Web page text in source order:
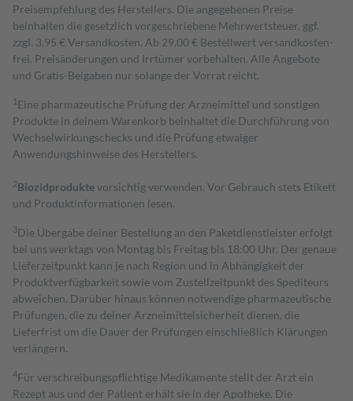
Preisempfehlung des Herstellers. Die angegebenen Preise
beinhalten die gesetzlich vorgeschriebene Mehrwertsteuer, ggf.
zzgl. 3,95 € Versandkosten. Ab 29,00 € Bestell­wert versand­kosten­
frei. Preisänderungen und Irrtümer vorbehalten. Alle Angebote
und Gratis-Beigaben nur solange der Vorrat reicht.
1 Eine pharmazeutische Prüfung der Arzneimittel und sonstigen
Produkte in deinem Warenkorb beinhaltet die Durchführung von
Wechselwirkungschecks und die Prüfung etwaiger
Anwendungshinweise des Herstellers.
2Biozidproduktevorsichtig verwenden. Vor Gebrauch stets Etikett
und Produktinformationen lesen.
3Die Übergabe deiner Bestellung an den Paketdienstleister erfolgt
bei uns werktags von Montag bis Freitag bis 18:00 Uhr. Der genaue
Lieferzeitpunkt kann je nach Region und in Abhängigkeit der
Produktverfügbarkeit sowie vom Zustellzeitpunkt des Spediteurs
abweichen. Darüber hinaus können notwendige pharmazeutische
Prüfungen, die zu deiner Arzneimittelsicherheit dienen, die
Lieferfrist um die Dauer der Prüfungen einschließlich Klärungen
verlängern.
4Für verschreibungspflichtige Medikamente stellt der Arzt ein
Rezept aus und der Patient erhält sie in der Apotheke. Die